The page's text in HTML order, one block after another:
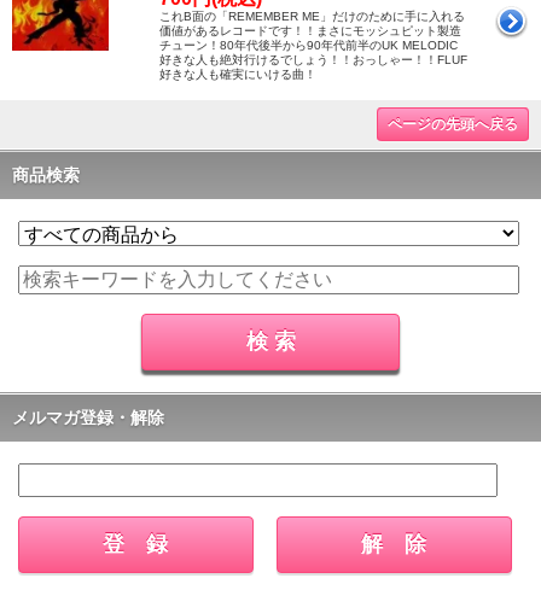
これB面の「REMEMBER ME」だけのために手に入れる
価値があるレコードです！！まさにモッシュピット製造
チューン！80年代後半から90年代前半のUK MELODIC
好きな人も絶対行けるでしょう！！おっしゃー！！FLUF
好きな人も確実にいける曲！
ページの先頭へ戻る
商品検索
メルマガ登録・解除